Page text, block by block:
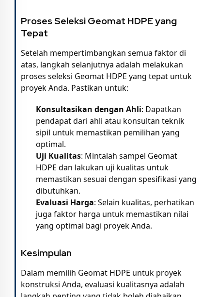
Proses Seleksi Geomat HDPE yang
Tepat
Setelah mempertimbangkan semua faktor di
atas, langkah selanjutnya adalah melakukan
proses seleksi Geomat HDPE yang tepat untuk
proyek Anda. Pastikan untuk:
Konsultasikan dengan Ahli: Dapatkan
pendapat dari ahli atau konsultan teknik
sipil untuk memastikan pemilihan yang
optimal.
Uji Kualitas: Mintalah sampel Geomat
HDPE dan lakukan uji kualitas untuk
memastikan sesuai dengan spesifikasi yang
dibutuhkan.
Evaluasi Harga: Selain kualitas, perhatikan
juga faktor harga untuk memastikan nilai
yang optimal bagi proyek Anda.
Kesimpulan
Dalam memilih Geomat HDPE untuk proyek
konstruksi Anda, evaluasi kualitasnya adalah